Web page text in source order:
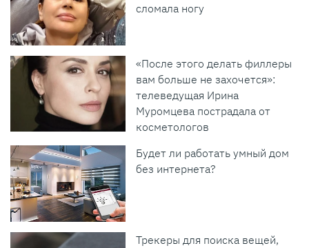
сломала ногу
«После этого делать филлеры
вам больше не захочется»:
телеведущая Ирина
Муромцева пострадала от
косметологов
Будет ли работать умный дом
без интернета?
Трекеры для поиска вещей,